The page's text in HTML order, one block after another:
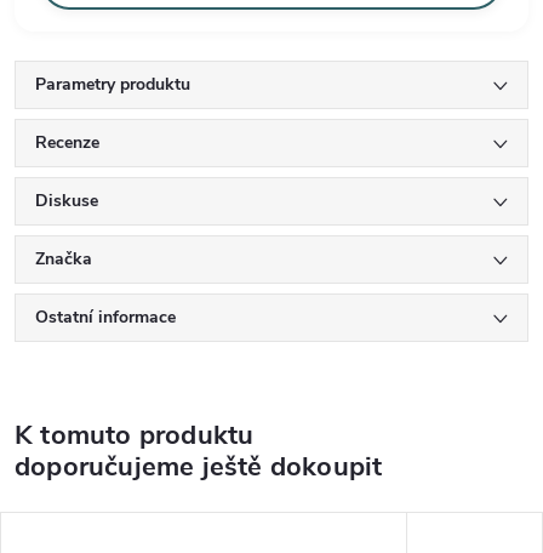
Parametry produktu
Recenze
Diskuse
Značka
Ostatní informace
K tomuto produktu
doporučujeme ještě dokoupit